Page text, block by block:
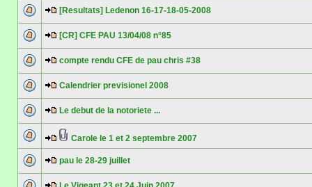
[Resultats] Ledenon 16-17-18-05-2008
[CR] CFE PAU 13/04/08 n°85
compte rendu CFE de pau chris #38
Calendrier previsionel 2008
Le debut de la notoriete ...
Carole le 1 et 2 septembre 2007
pau le 28-29 juillet